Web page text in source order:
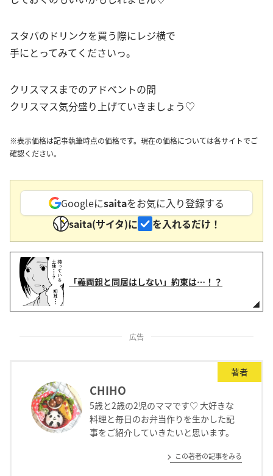
スタバのドリンクを買う際にレジ横で
手にとってみてくださいっ。
クリスマスまでのアドベントの間
クリスマス気分盛り上げていきましょう♡
※表示価格は記事執筆時点の価格です。現在の価格については各サイトでご
確認ください。
Googleにsaitaをお気に入り登録する
saita(サイタ)に
を入れるだけ！
「義両親と同居はしない」約束は…！？
広告
著者
CHIHO
5歳と2歳の2児のママです♡ 大好きな
料理と毎日のお弁当作りを生かした記
事をご紹介していきたいと思います。
この著者の記事をみる